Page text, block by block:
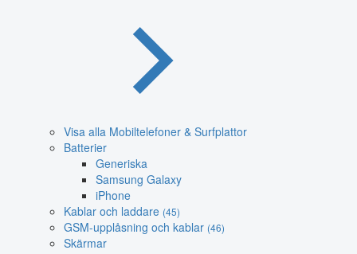
Visa alla Mobiltelefoner & Surfplattor
Batterier
Generiska
Samsung Galaxy
iPhone
Kablar och laddare (45)
GSM-upplåsning och kablar (46)
Skärmar